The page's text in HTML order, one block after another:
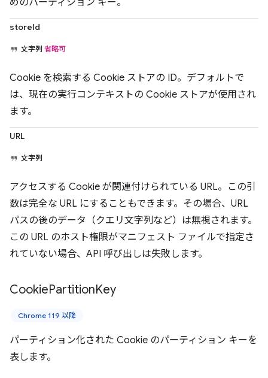
めのパーティション キー。
storeId
文字列 省略可
Cookie を検索する Cookie ストアの ID。デフォルトで
は、現在の実行コンテキストの Cookie ストアが使用され
ます。
URL
文字列
アクセスする Cookie が関連付けられている URL。この引
数は完全な URL にすることもできます。その場合、URL
パスの後のデータ（クエリ文字列など）は無視されます。
この URL のホスト権限がマニフェスト ファイルで指定さ
れていない場合、API 呼び出しは失敗します。
CookiePartitionKey
Chrome 119 以降
パーティション化された Cookie のパーティション キーを
表します。